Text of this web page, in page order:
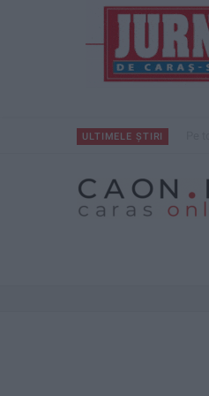
ULTIMELE ȘTIRI